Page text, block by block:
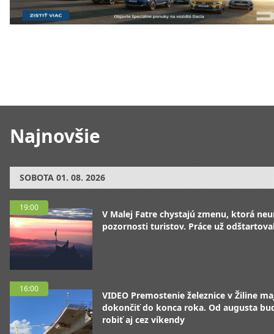
Najnovšie
SOBOTA 01. 08. 2026
19:00
V Malej Fatre chystajú zmenu, ktorá
pozornosti turistov. Práce už
16:00
VIDEO Premostenie železnice v Žiline
dokončiť do konca roka. Od augusta
robiť aj cez víkendy